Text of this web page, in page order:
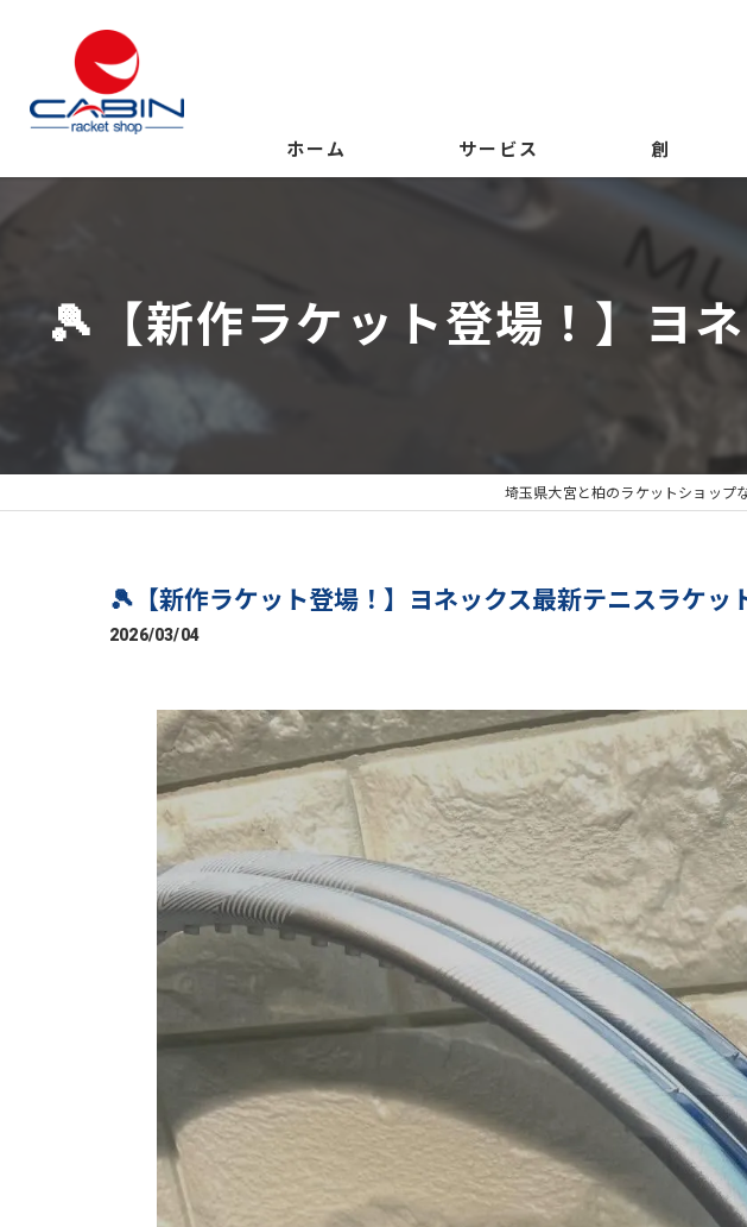
ホーム サービス 創
🎾【新作ラケット登場！】ヨ
埼玉県大宮と柏のラケットショップ
🎾【新作ラケット登場！】ヨネックス最新テニスラケッ
2026/03/04